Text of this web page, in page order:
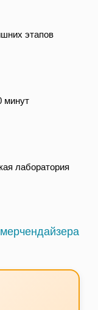
этапов
минут
лаборатория